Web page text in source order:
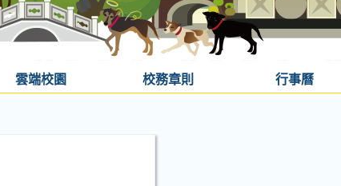
雲端校園 校務章則 行事曆